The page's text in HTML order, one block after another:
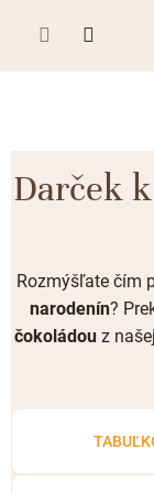
Plnená
Horká
Biela čokoláda
Bean to bar
Lámaná
BONBONIÉRY,
Kusové
Čokoládové
Čokoládové
ZÁKAZKOVÁ
Svadobné
Narodeniny
Kakaové bôby
Darček
Rozmýšľate čím
narodenín?
čokoládouz